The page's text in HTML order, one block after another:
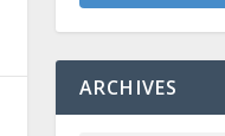
ARCHIVES